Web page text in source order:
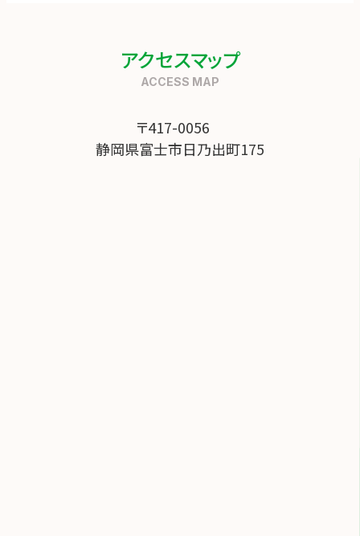
アクセスマップ
〒417-0056
静岡県富士市日乃出町175